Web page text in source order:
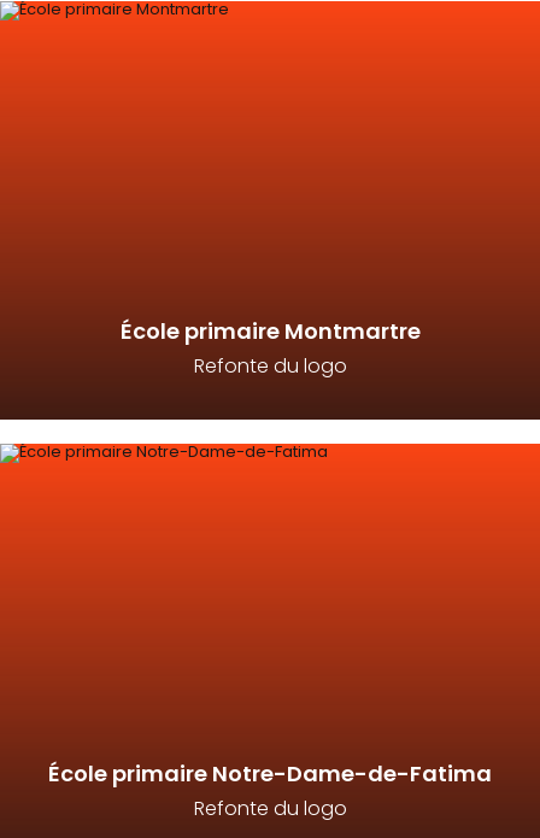
École primaire Montmartre
Refonte du logo
École primaire Notre-Dame-de-Fatima
Refonte du logo